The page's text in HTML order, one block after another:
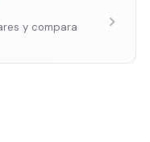
y compara
chevron_right